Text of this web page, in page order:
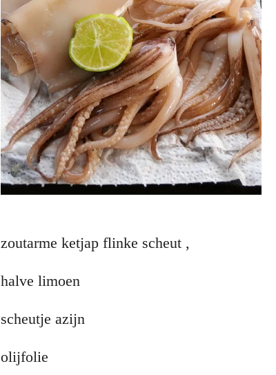
zoutarme ketjap flinke scheut ,
halve limoen
scheutje azijn
olijfolie